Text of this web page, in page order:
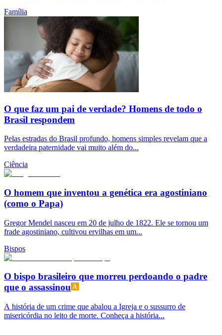
Família
O que faz um pai de verdade? Homens de todo o
Brasil respondem
Pelas estradas do Brasil profundo, homens simples revelam que a
verdadeira paternidade vai muito além do...
Ciência
O homem que inventou a genética era agostiniano
(como o Papa)
Gregor Mendel nasceu em 20 de julho de 1822. Ele se tornou um
frade agostiniano, cultivou ervilhas em um...
Bispos
O bispo brasileiro que morreu perdoando o padre
que o assassinou
A história de um crime que abalou a Igreja e o sussurro de
misericórdia no leito de morte. Conheça a história...